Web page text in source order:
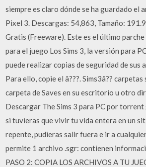
siempre es claro dónde se ha guardado el
Pixel 3. Descargas: 54,863, Tamaño:
Gratis (Freeware). Este es el último
para el juego Los Sims 3, la versión para
puede realizar copias de seguridad de sus
Para ello, copie el â???. Sims3â??
carpeta de Saves en su escritorio u otro
Descargar The Sims 3 para PC por torrent
si tuvieras que vivir tu vida entera en un
repente, pudieras salir fuera e ir a
permite 1 archivo .sgr: contienen
PASO 2: COPIA LOS ARCHIVOS A TU